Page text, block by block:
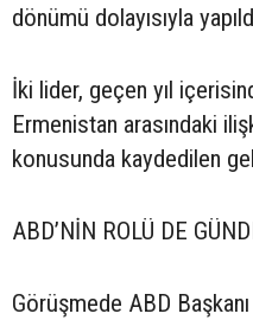
dönümü dolayısıyla
İki lider, geçen yıl
Ermenistan arasındaki
konusunda kaydedilen
ABD’NİN ROLÜ DE
Görüşmede ABD